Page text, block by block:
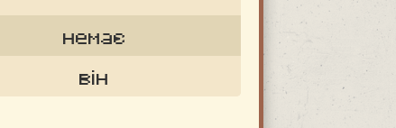
немає
він